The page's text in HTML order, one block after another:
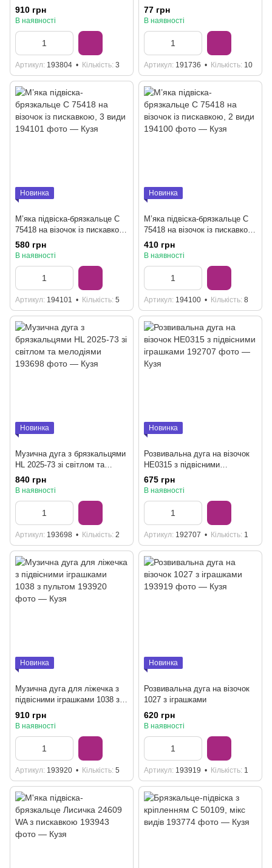
підсвічуванням
910 грн
В наявності
Артикул 193804 Кількість 3
гумці, 40 см, 2 види
77 грн
В наявності
Артикул 191736 Кількість 10
Новинка
М’яка підвіска-брязкальце C
75418 на візочок із пискавкою,
3 види
580 грн
В наявності
Артикул 194101 Кількість 5
Новинка
М’яка підвіска-брязкальце C
75418 на візочок із пискавкою,
2 види
410 грн
В наявності
Артикул 194100 Кількість 8
Новинка
Музична дуга з брязкальцями
HL 2025-73 зі світлом та
мелодіями
840 грн
В наявності
Артикул 193698 Кількість 2
Новинка
Розвивальна дуга на візочок
HE0315 з підвісними
іграшками
675 грн
В наявності
Артикул 192707 Кількість 1
Новинка
Музична дуга для ліжечка з
підвісними іграшками 1038 з
пультом
910 грн
В наявності
Артикул 193920 Кількість 5
Новинка
Розвивальна дуга на візочок
1027 з іграшками
620 грн
В наявності
Артикул 193919 Кількість 1